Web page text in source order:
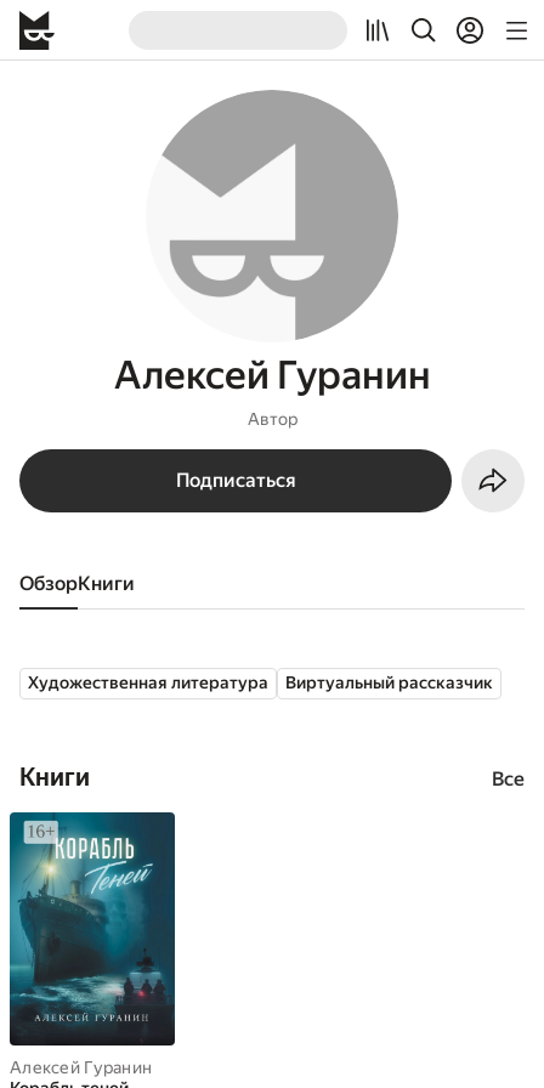
Алексей Гуранин
Автор
Подписаться
Обзор книги
Художественная литература Виртуальный рассказчик
Книги Все
Алексей Гуранин